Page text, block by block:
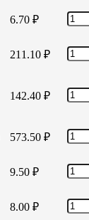
6.70 ₽
211.10 ₽
142.40 ₽
573.50 ₽
9.50 ₽
8.00 ₽